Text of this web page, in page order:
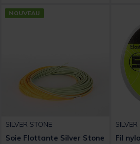
NOUVEAU
SILVER STONE
Soie Flottante Silver Stone
Fil